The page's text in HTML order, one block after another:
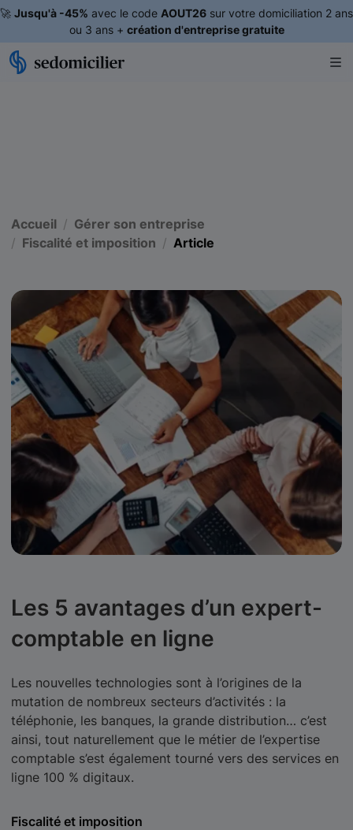
🚀 Jusqu'à -45% avec le code AOUT26 sur votre domiciliation 2 ans
ou 3 ans + création d'entreprise gratuite
Accueil
Gérer son entreprise
Fiscalité et imposition
Article
Les 5 avantages d’un expert-
comptable en ligne
Les nouvelles technologies sont à l’origines de la
mutation de nombreux secteurs d’activités : la
téléphonie, les banques, la grande distribution… c’est
ainsi, tout naturellement que le métier de l’expertise
comptable s’est également tourné vers des services en
ligne 100 % digitaux.
Fiscalité et imposition